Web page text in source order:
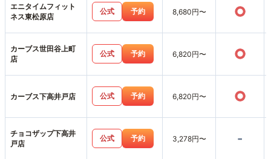
エニタイムフィット
ネス東松原店
公式 予約 8,680円〜 ○
カーブス世田谷上町
店
公式 予約 6,820円〜 ○
カーブス下高井戸店 公式 予約 6,820円〜 ○
チョコザップ下高井
戸店
公式 予約 3,278円〜 -